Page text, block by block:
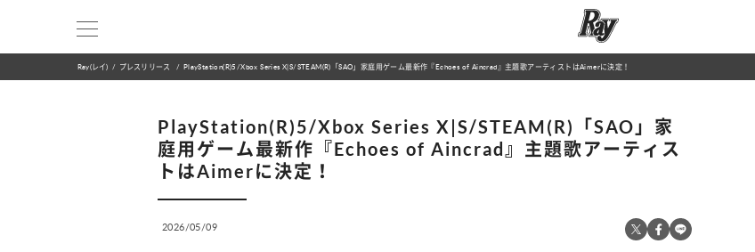
Ray(レイ) プレスリリース PlayStation(R)5/Xbox Series X|S/STEAM(R)「SAO」家庭用ゲーム最新作『Echoes of Aincrad』主題歌アーティストはAimerに決定！
PlayStation(R)5/Xbox Series X|S/STEAM(R)「SAO」家
庭用ゲーム最新作『Echoes of Aincrad』主題歌アーティス
トはAimerに決定！
2026/05/09